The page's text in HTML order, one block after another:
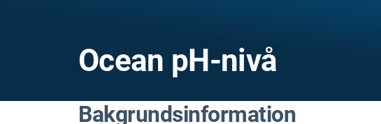
Ocean pH-nivå
Bakgrundsinformation